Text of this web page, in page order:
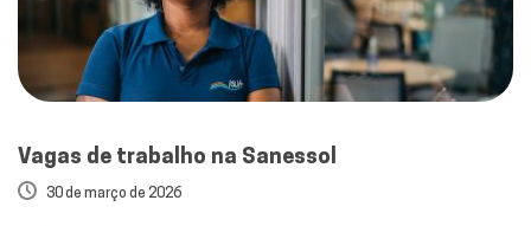
Vagas de trabalho na Sanessol
30 de março de 2026